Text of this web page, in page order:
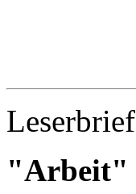
Leserbrief
"Arbeit"